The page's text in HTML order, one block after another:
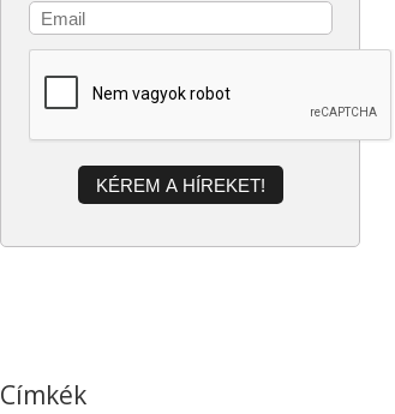
KÉREM A HÍREKET!
Címkék